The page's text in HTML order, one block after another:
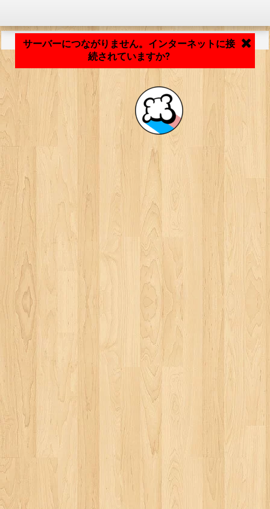
サーバーにつながりません。インターネットに接
続されていますか?
アプリケーションの読み込み中... ...